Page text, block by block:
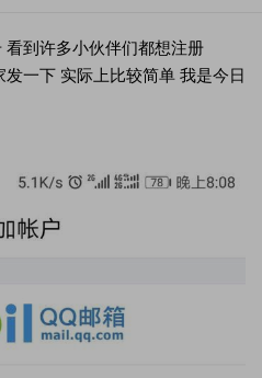
看到许多小伙伴们都想注册
一下 实际上比较简单 我是今日